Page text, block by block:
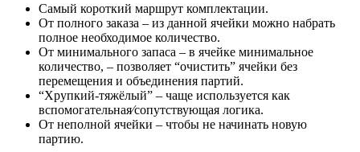
Самый короткий маршрут комплектации.
От полного заказа – из данной ячейки можно набрать
полное необходимое количество.
От минимального запаса – в ячейке минимальное
количество, – позволяет “очистить” ячейки без
перемещения и объединения партий.
“Хрупкий-тяжёлый” – чаще используется как
вспомогательная⁄сопутствующая логика.
От неполной ячейки – чтобы не начинать новую
партию.